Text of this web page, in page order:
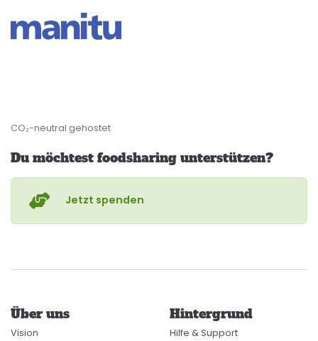
CO₂-neutral gehostet
Du möchtest foodsharing unterstützen?
Jetzt spenden
Über uns
Vision
Hintergrund
Hilfe & Support